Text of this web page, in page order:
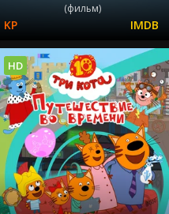
(фильм)
HD